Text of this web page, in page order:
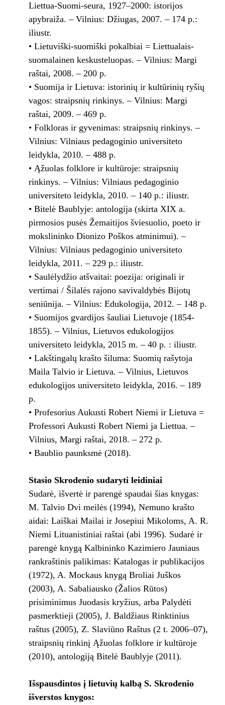
Liettua-Suomi-seura, 1927–2000: istorijos
apybraiža. – Vilnius: Džiugas, 2007. – 174 p.:
iliustr.
• Lietuviški-suomiški pokalbiai = Liettualais-
suomalainen keskusteluopas. – Vilnius: Margi
raštai, 2008. – 200 p.
• Suomija ir Lietuva: istorinių ir kultūrinių ryšių
vagos: straipsnių rinkinys. – Vilnius: Margi
raštai, 2009. – 469 p.
• Folkloras ir gyvenimas: straipsnių rinkinys. –
Vilnius: Vilniaus pedagoginio universiteto
leidykla, 2010. – 488 p.
• Ąžuolas folklore ir kultūroje: straipsnių
rinkinys. – Vilnius: Vilniaus pedagoginio
universiteto leidykla, 2010. – 140 p.: iliustr.
• Bitelė Baublyje: antologija (skirta XIX a.
pirmosios pusės Žemaitijos šviesuolio, poeto ir
mokslininko Dionizo Poškos atminimui). –
Vilnius: Vilniaus pedagoginio universiteto
leidykla, 2011. – 229 p.: iliustr.
• Saulėlydžio atšvaitai: poezija: originali ir
vertimai / Šilalės rajono savivaldybės Bijotų
seniūnija. – Vilnius: Edukologija, 2012. – 148 p.
• Suomijos gvardijos šauliai Lietuvoje (1854-
1855). – Vilnius, Lietuvos edukologijos
universiteto leidykla, 2015 m. – 40 p. : iliustr.
• Lakštingalų krašto šiluma: Suomių rašytoja
Maila Talvio ir Lietuva. – Vilnius, Lietuvos
edukologijos universiteto leidykla, 2016. – 189
p.
• Profesorius Aukusti Robert Niemi ir Lietuva =
Professori Aukusti Robert Niemi ja Liettua. –
Vilnius, Margi raštai, 2018. – 272 p.
• Baublio paunksmė (2018).
Stasio Skrodenio sudaryti leidiniai
Sudarė, išvertė ir parengė spaudai šias knygas:
M. Talvio Dvi meilės (1994), Nemuno krašto
aidai: Laiškai Mailai ir Josepiui Mikoloms, A. R.
Niemi Lituanistiniai raštai (abi 1996). Sudarė ir
parengė knygą Kalbininko Kazimiero Jauniaus
rankraštinis palikimas: Katalogas ir publikacijos
(1972), A. Mockaus knygą Broliai Juškos
(2003), A. Sabaliausko (Žalios Rūtos)
prisiminimus Juodasis kryžius, arba Palydėti
pasmerktieji (2005), J. Baldžiaus Rinktinius
raštus (2005), Z. Slaviūno Raštus (2 t. 2006–07),
straipsnių rinkinį Ąžuolas folklore ir kultūroje
(2010), antologiją Bitelė Baublyje (2011).
Išspausdintos į lietuvių kalbą S. Skrodenio
išverstos knygos: